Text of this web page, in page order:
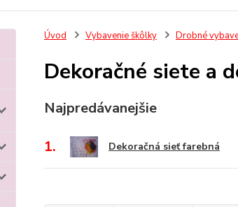
Úvod Vybavenie škôlky Drobné
Dekoračné siete a
Najpredávanejšie
1. Dekoračná sieť farebná